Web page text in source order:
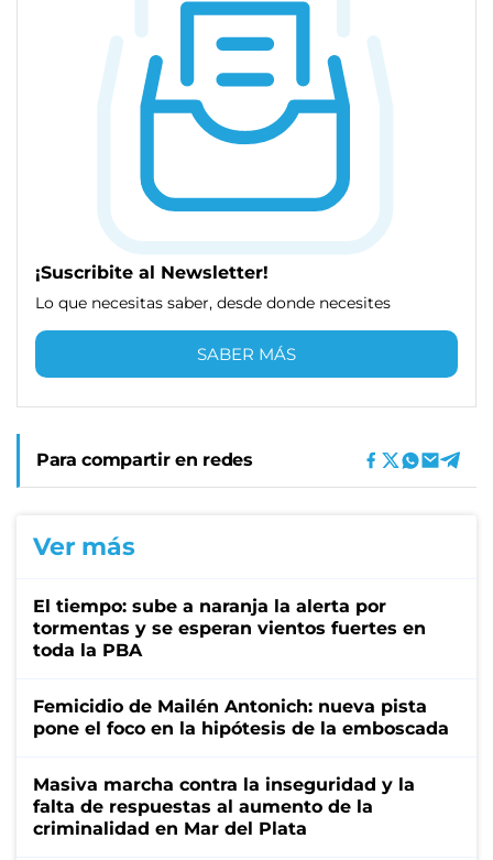
¡Suscribite al Newsletter!
Lo que necesitas saber, desde donde necesites
SABER MÁS
Para compartir en redes
Ver más
El tiempo: sube a naranja la alerta por
tormentas y se esperan vientos fuertes en
toda la PBA
Femicidio de Mailén Antonich: nueva pista
pone el foco en la hipótesis de la emboscada
Masiva marcha contra la inseguridad y la
falta de respuestas al aumento de la
criminalidad en Mar del Plata